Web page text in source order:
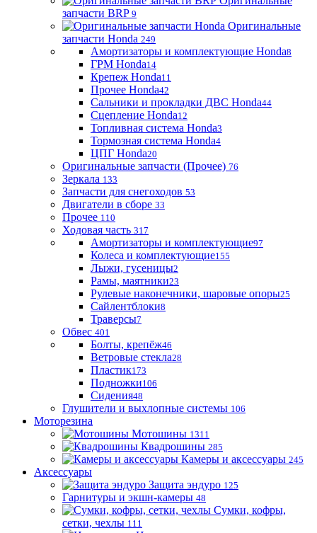
запчасти BRP 9
Оригинальные
запчасти Honda 249
Амортизаторы и комплектующие Honda8
ГРМ Honda14
Крепеж Honda11
Прочее Honda42
Сальники и прокладки ДВС Honda44
Сцепление Honda12
Топливная система Honda3
Тормозная система Honda4
ЦПГ Honda20
Оригинальные запчасти (Прочее) 76
Зеркала 133
Запчасти для снегоходов 53
Двигатели в сборе 33
Прочее 110
Ходовая часть 317
Амортизаторы и комплектующие97
Колеса и комплектующие155
Лыжи, гусеницы2
Рамы, маятники23
Рулевые наконечники, шаровые опоры25
Сайлентблоки8
Траверсы7
Обвес 401
Болты, крепёж46
Ветровые стекла28
Пластик173
Подножки106
Сидения48
Глушители и выхлопные системы 106
Моторезина
Мотошины 1311
Квадрошины 285
Камеры и аксессуары 245
Аксессуары
Защита эндуро 125
Гарнитуры и экшн-камеры 48
Сумки, кофры,
сетки, чехлы 111